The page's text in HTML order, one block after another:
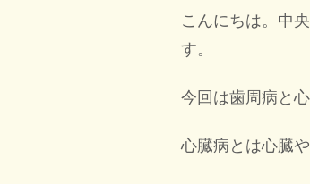
こんにちは。中
す。
今回は歯周病と
心臓病とは心臓